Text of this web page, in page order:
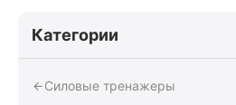
Категории
Силовые тренажеры